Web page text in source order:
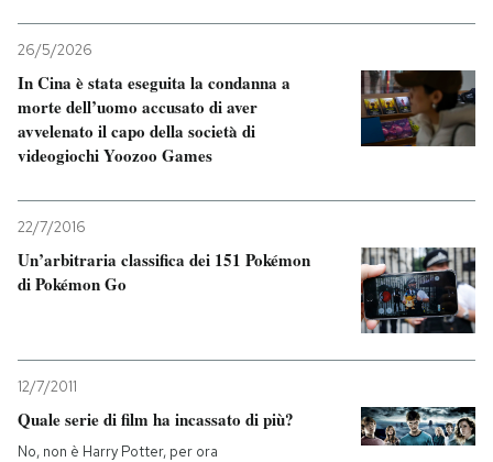
26/5/2026
In Cina è stata eseguita la condanna a
morte dell’uomo accusato di aver
avvelenato il capo della società di
videogiochi Yoozoo Games
22/7/2016
Un’arbitraria classifica dei 151 Pokémon
di Pokémon Go
12/7/2011
Quale serie di film ha incassato di più?
No, non è Harry Potter, per ora